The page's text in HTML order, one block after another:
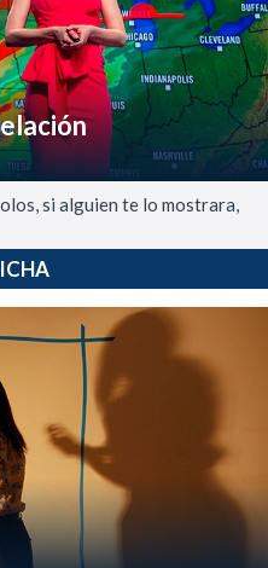
si alguien te lo mostrara,